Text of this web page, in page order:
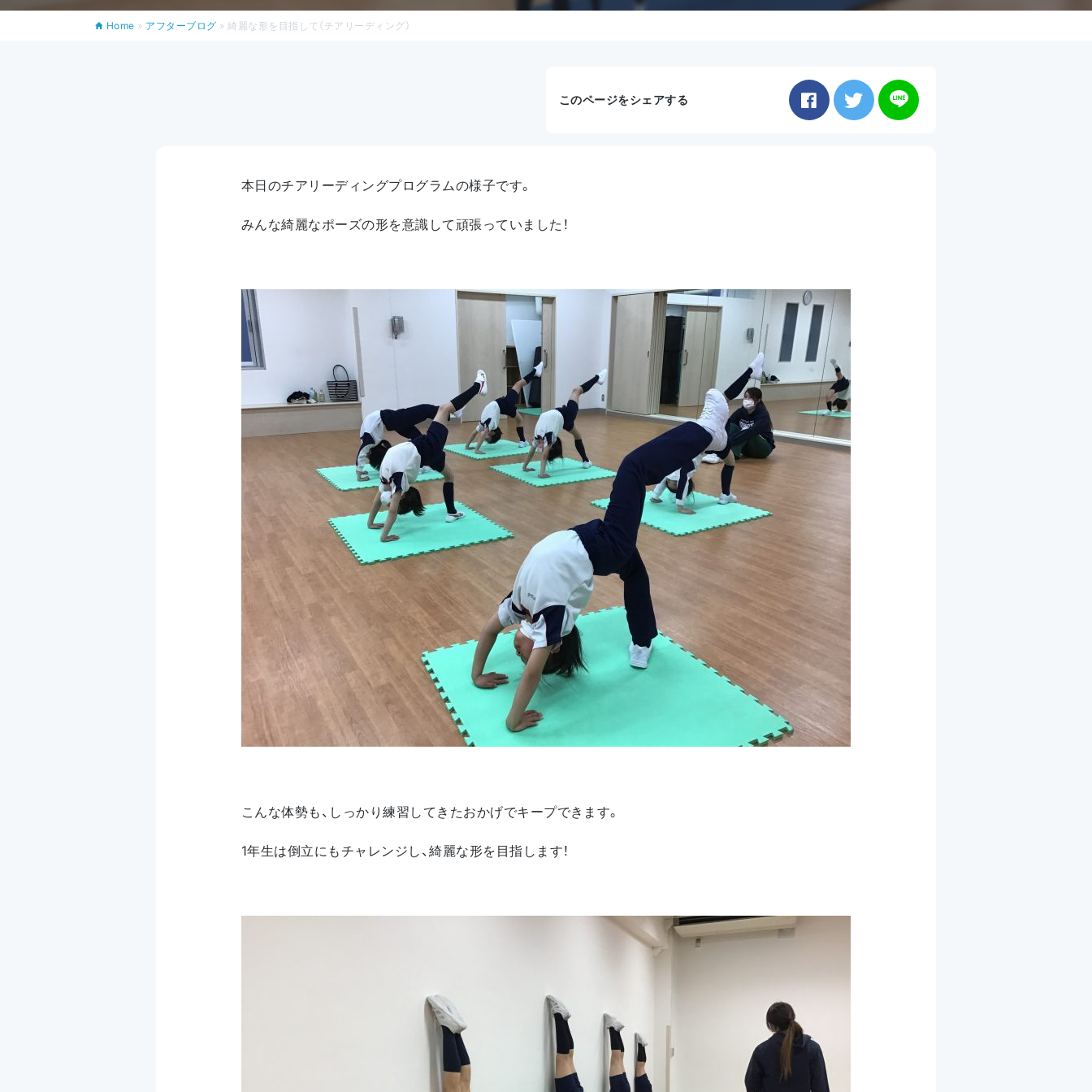
Home » アフターブログ »綺麗な形を目指して（チアリーディング）
このページをシェアする
本日のチアリーディングプログラムの様子です。
みんな綺麗なポーズの形を意識して頑張っていました！
こんな体勢も、しっかり練習してきたおかげでキープできます。
1年生は倒立にもチャレンジし、綺麗な形を目指します！